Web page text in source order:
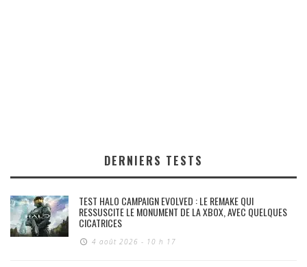
DERNIERS TESTS
TEST HALO CAMPAIGN EVOLVED : LE REMAKE QUI
RESSUSCITE LE MONUMENT DE LA XBOX, AVEC QUELQUES
CICATRICES
4 août 2026 - 10 h 17